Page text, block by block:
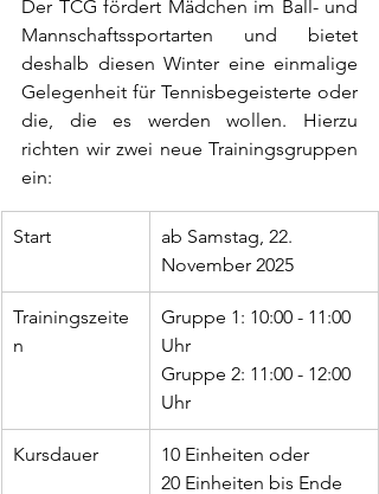
Der TCG fördert Mädchen im Ball- und
Mannschaftssportarten und bietet
deshalb diesen Winter eine einmalige
Gelegenheit für Tennisbegeisterte oder
die, die es werden wollen. Hierzu
richten wir zwei neue Trainingsgruppen
ein:
Start
ab Samstag, 22.
November 2025
Trainingszeite
n
Gruppe 1: 10:00 - 11:00
Uhr
Gruppe 2: 11:00 - 12:00
Uhr
Kursdauer
10 Einheiten oder
20 Einheiten bis Ende